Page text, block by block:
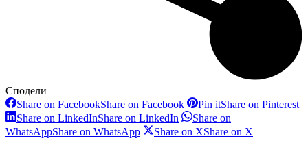
Сподели
Share on FacebookShare on Facebook Pin itShare on Pinterest
Share on LinkedInShare on LinkedIn
Share on
WhatsAppShare on WhatsApp Share on XShare on X